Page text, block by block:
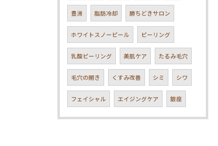
豊洲 脂肪冷却 勝ちどきサロン
ホワイトスノーピール ピーリング
乳酸ピーリング 美肌ケア たるみ毛穴
毛穴の開き くすみ改善 シミ シワ
フェイシャル エイジングケア 銀座